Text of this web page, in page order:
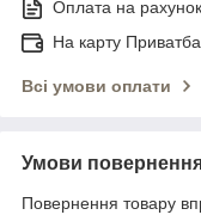
Оплата на рахунок
На карту
Всі умови оплати
Умови
Повернення товару